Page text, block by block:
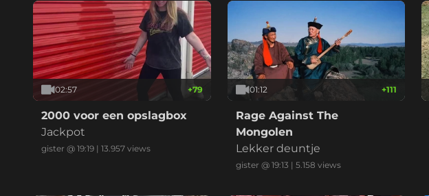
02:57 +79
2000 voor een opslagbox
Jackpot
gister @ 19:19 | 13.957 views
01:12 +111
Rage Against The
Mongolen
Lekker deuntje
gister @ 19:13 | 5.158 views